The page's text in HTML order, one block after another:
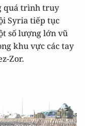
quá trình truy
Syria tiếp tục
số lượng lớn vũ
khu vực các tay
Zor.